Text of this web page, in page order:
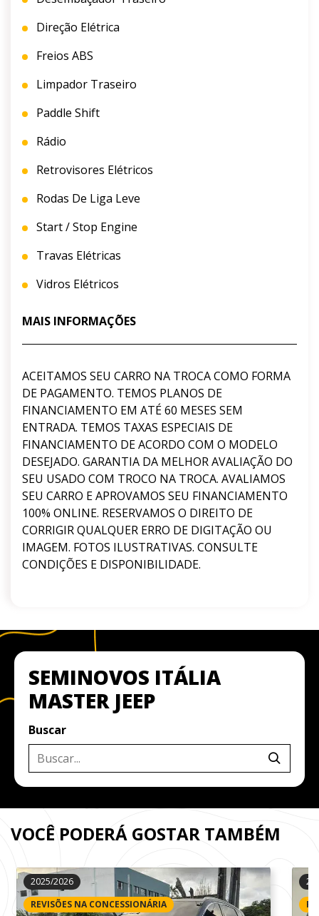
Direção Elétrica
Freios ABS
Limpador Traseiro
Paddle Shift
Rádio
Retrovisores Elétricos
Rodas De Liga Leve
Start / Stop Engine
Travas Elétricas
Vidros Elétricos
MAIS INFORMAÇÕES
ACEITAMOS SEU CARRO NA TROCA COMO FORMA
DE PAGAMENTO. TEMOS PLANOS DE
FINANCIAMENTO EM ATÉ 60 MESES SEM
ENTRADA. TEMOS TAXAS ESPECIAIS DE
FINANCIAMENTO DE ACORDO COM O MODELO
DESEJADO. GARANTIA DA MELHOR AVALIAÇÃO DO
SEU USADO COM TROCO NA TROCA. AVALIAMOS
SEU CARRO E APROVAMOS SEU FINANCIAMENTO
100% ONLINE. RESERVAMOS O DIREITO DE
CORRIGIR QUALQUER ERRO DE DIGITAÇÃO OU
IMAGEM. FOTOS ILUSTRATIVAS. CONSULTE
CONDIÇÕES E DISPONIBILIDADE.
SEMINOVOS ITÁLIA
MASTER JEEP
Buscar
VOCÊ PODERÁ GOSTAR TAMBÉM
2025/2026
REVISÕES NA CONCESSIONÁRIA